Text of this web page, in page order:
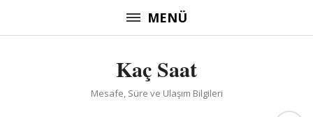
atla
MENÜ
Kaç Saat
Mesafe, Süre ve Ulaşım Bilgileri